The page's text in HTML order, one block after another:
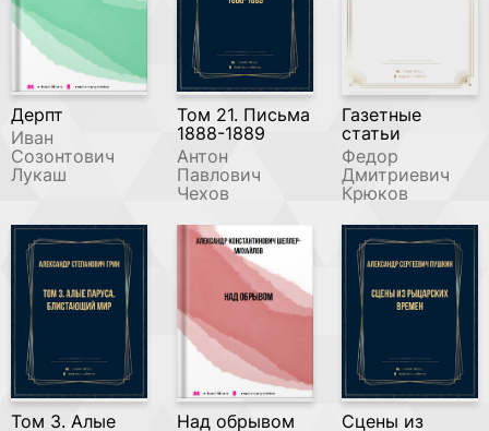
Дерпт
Иван
Созонтович
Лукаш
Том 21. Письма
1888-1889
Антон
Павлович
Чехов
Газетные
статьи
Федор
Дмитриевич
Крюков
Том 3. Алые
Над обрывом
Сцены из